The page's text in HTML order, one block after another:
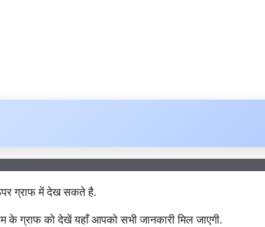
ग्राफ में देख सकते है.
के ग्राफ को देखें यहाँ आपको सभी जानकारी मिल जाएगी.